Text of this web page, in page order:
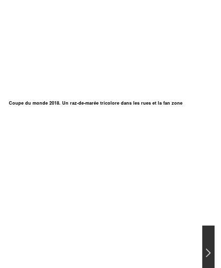
Coupe du monde 2018. Un raz-de-marée tricolore dans les rues et la fan zone